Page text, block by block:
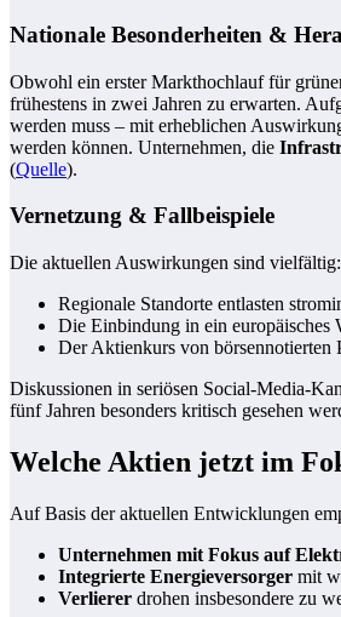
Nationale Besonderheiten &
Obwohl ein erster Markthochlauf für
frühestens in zwei Jahren zu erwarten.
werden muss – mit erheblichen
werden können. Unternehmen, die
(Quelle).
Vernetzung & Fallbeispiele
Die aktuellen Auswirkungen sind vielfältig:
Regionale Standorte entlasten
Die Einbindung in ein europäisches
Der Aktienkurs von börsennotierten
Diskussionen in seriösen Social-Media-
fünf Jahren besonders kritisch gesehen
Welche Aktien jetzt im
Auf Basis der aktuellen Entwicklungen
Unternehmen mit Fokus auf
Integrierte Energieversorger mit
Verlierer drohen insbesondere zu